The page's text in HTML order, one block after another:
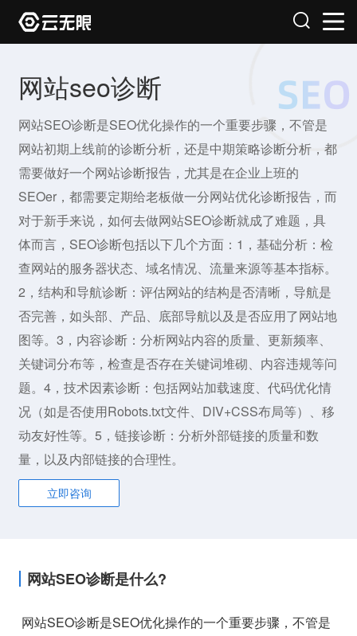
网站seo诊断
网站SEO诊断是SEO优化操作的一个重要步骤，不管是
网站初期上线前的诊断分析，还是中期策略诊断分析，都
需要做好一个网站诊断报告，尤其是在企业上班的
SEOer，都需要定期给老板做一分网站优化诊断报告，而
对于新手来说，如何去做网站SEO诊断就成了难题，具
体而言，SEO诊断包括以下几个方面：1，基础分析：检
查网站的服务器状态、域名情况、流量来源等基本指标。
2，结构和导航诊断：评估网站的结构是否清晰，导航是
否完善，如头部、产品、底部导航以及是否应用了网站地
图等。3，内容诊断：分析网站内容的质量、更新频率、
关键词分布等，检查是否存在关键词堆砌、内容违规等问
题。4，技术因素诊断：包括网站加载速度、代码优化情
况（如是否使用Robots.txt文件、DIV+CSS布局等）、移
动友好性等。5，链接诊断：分析外部链接的质量和数
量，以及内部链接的合理性。
立即咨询
网站SEO诊断是什么?
网站SEO诊断是SEO优化操作的一个重要步骤，不管是